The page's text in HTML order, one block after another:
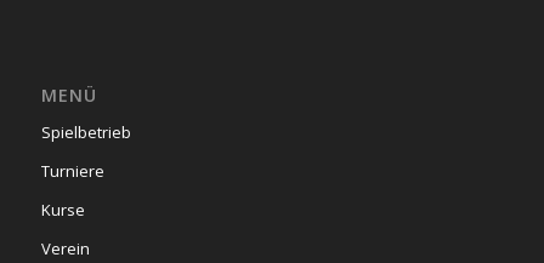
MENÜ
Spielbetrieb
Turniere
Kurse
Verein